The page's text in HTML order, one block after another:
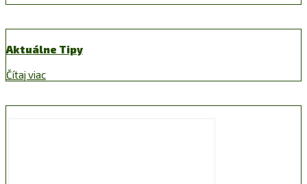
Aktuálne Tipy
Čítaj viac